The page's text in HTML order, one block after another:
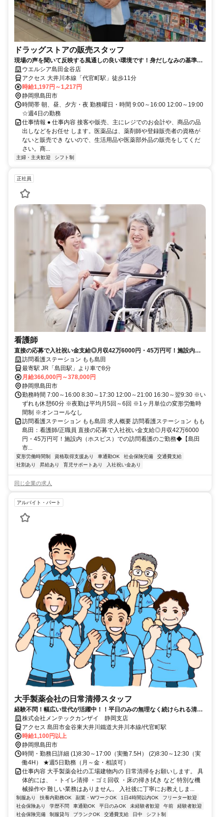
ドラッグストアの販売スタッフ
現場の声を聞いて反映する風通しの良い環境です！身だしなみの基準を
大幅に緩和しました！
ウエルシア島田金谷店
アクセス 大井川本線「代官町駅」徒歩11分
時給1,197円～1,217円
静岡県島田市
時間帯 朝、昼、夕方・夜 勤務曜日・時間 9:00～16:00 12:00～19:00
☆週4日の勤務
仕事情報 ● 仕事内容 接客や販売、主にレジでのお会計や、商品の品
出しなどをお任せ します。医薬品は、薬剤師や登録販売者の資格が
ないと販売でき ないので、生活用品や医薬部外品の販売をしてくだ
さい。商...
主婦・主夫歓迎 シフト制
正社員
看護師
直接の応募で入社祝い金支給◎月収42万6000円・45万円可！施設内
（ホスピス）での訪問看護のご勤務◆【島田市、島田駅、ホスピス（施
設内訪問看護）、看護師、正職員】※積極採用中
訪問看護ステーション もも島田
最寄駅 JR「島田駅」より車で8分
月給366,000円～378,000円
静岡県島田市
勤務時間 7:00～16:00 8:30～17:30 12:00～21:00 16:30～翌9:30 ※い
ずれも休憩60分 ※夜勤は平均月5回～6回 ※1ヶ月単位の変形労働時
間制 ※オンコールなし
訪問看護ステーション もも島田 求人概要 訪問看護ステーション もも
島田：看護師/正職員 直接の応募で入社祝い金支給◎月収42万6000
円・45万円可！施設内（ホスピス）での訪問看護のご勤務◆【島田
市...
変形労働時間制 資格取得支援あり 車通勤OK 社会保険完備
交通費支給
社割あり
昇給あり 育児サポートあり 入社祝い金あり
同じ企業の求人
アルバイト・パート
大手製薬会社の日常清掃スタッフ
経験不問！幅広い世代が活躍中！！平日のみの無理なく続けられる清掃
のお仕事☆
株式会社メンテックカンザイ 静岡支店
アクセス 島田市金谷東大井川鐵道大井川本線/代官町駅
時給1,100円以上
静岡県島田市
時間・勤務日詳細 (1)8:30～17:00（実働7.5H） (2)8:30～12:30（実
働4H） ★週5日勤務（月～金・相談可）
仕事内容 大手製薬会社の工場建物内の 日常清掃をお願いします。 具
体的には、 ・トイレ清掃 ・ゴミ回収 ・床の掃き拭き など 特別な機
械操作や 難しい業務はありません。 入社後に丁寧にお教えしま...
制服あり 扶養内勤務OK 副業・WワークOK 1日4時間以内OK
フリーター歓迎
社会保険あり
学歴不問 車通勤OK 平日のみOK 未経験者歓迎 午前
経験者歓迎
社会保険完備
制服貸与 ブランクOK 交通費支給 日中 シフト制